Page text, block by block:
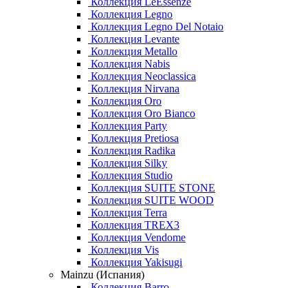
Коллекция Legno
Коллекция Legno Del Notaio
Коллекция Levante
Коллекция Metallo
Коллекция Nabis
Коллекция Neoclassica
Коллекция Nirvana
Коллекция Oro
Коллекция Oro Bianco
Коллекция Party
Коллекция Pretiosa
Коллекция Radika
Коллекция Silky
Коллекция Studio
Коллекция SUITE STONE
Коллекция SUITE WOOD
Коллекция Terra
Коллекция TREX3
Коллекция Vendome
Коллекция Vis
Коллекция Yakisugi
Mainzu (Испания)